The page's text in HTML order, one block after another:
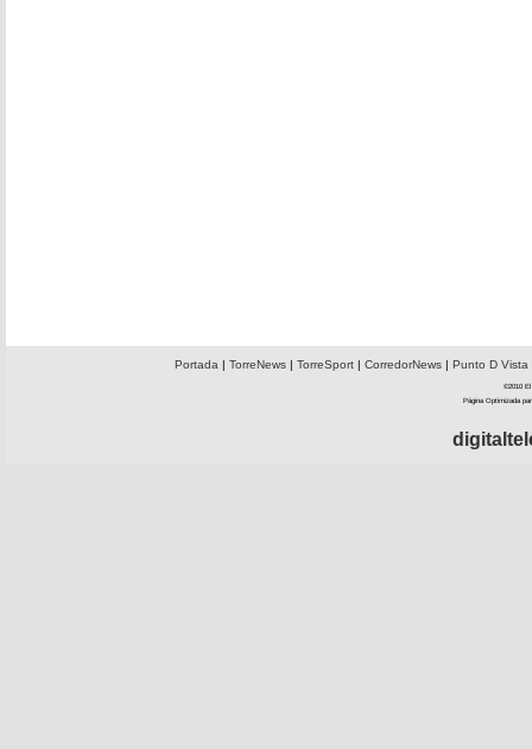
Portada | TorreNews| TorreSport| CorredorNews| Punto D Vista
©2010 El
Página Optimizada